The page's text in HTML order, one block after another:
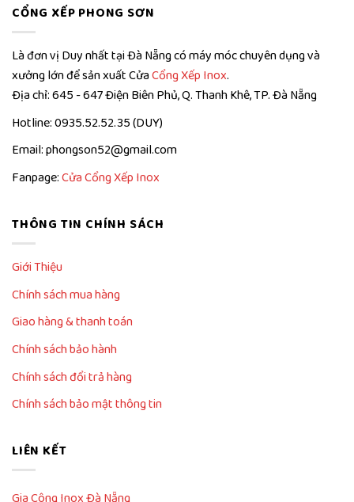
CỔNG XẾP PHONG SƠN
Là đơn vị Duy nhất tại Đà Nẵng có máy móc chuyên dụng và
xưởng lớn để sản xuất CửaCổng Xếp Inox.
Địa chỉ: 645 - 647 Điện Biên Phủ, Q. Thanh Khê, TP. Đà Nẵng
Hotline: 0935.52.52.35 (DUY)
Email: phongson52@gmail.com
Fanpage:Cửa Cổng Xếp Inox
THÔNG TIN CHÍNH SÁCH
Giới Thiệu
Chính sách mua hàng
Giao hàng & thanh toán
Chính sách bảo hành
Chính sách đổi trả hàng
Chính sách bảo mật thông tin
LIÊN KẾT